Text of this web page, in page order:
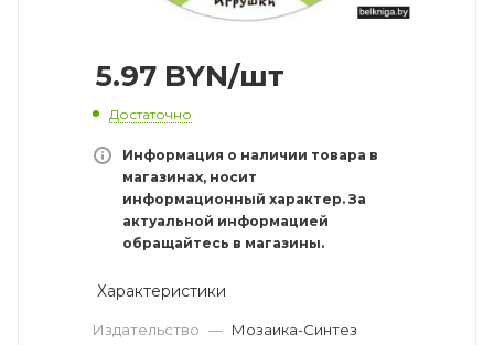
5.97 BYN/шт
Достаточно
Информация о наличии товара в
магазинах, носит
информационный характер. За
актуальной информацией
обращайтесь в магазины.
Характеристики
Издательство — Мозаика-Синтез